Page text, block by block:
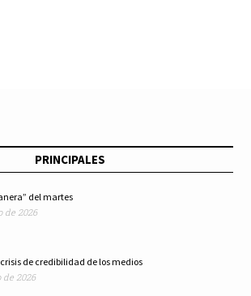
PRINCIPALES
del martes
de 2026
de credibilidad de los medios
de 2026